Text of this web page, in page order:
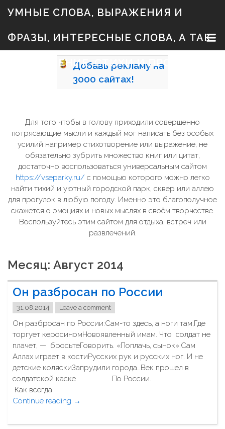
УМНЫЕ СЛОВА, ВЫРАЖЕНИЯ И
ФРАЗЫ, ИНТЕРЕСНЫЕ СЛОВА, А ТАК
ЖЕ ЗНАЧЕНИЕ, СТИХИ И ПРОЗА
k
t
o
Добавь рекламу на
3000 сайтах!
Для того чтобы в голову приходили совершенно
потрясающие мысли и каждый мог написать без особых
усилий например стихотворение или выражение, не
обязательно зубрить множество книг или цитат,
достаточно воспользоваться универсальным сайтом
https://vseparky.ru/ с помощью которого можно легко
найти тихий и уютный городской парк, сквер или аллею
для прогулок в любую погоду. Именно это благополучное
скажется о эмоциях и новых мыслях в своём творчестве.
Воспользуйтесь этим сайтом для отдыха, встреч или
развлечений.
Месяц: Август 2014
Он разбросан по России
31.08.2014 Leave a comment
Он разбросан по России:Сам-то здесь, а ноги там,Где
торгует керосиномНовоявленный имам. Что солдат не
плачет, — бросьтеГоворить. «Поплачь, сынок».Сам
Аллах играет в костиРусских рук и русских ног. И не
детские коляскиЗапрудили города…Век прошел в
солдатской каске По России.
Как всегда.
Continue reading "
н
→